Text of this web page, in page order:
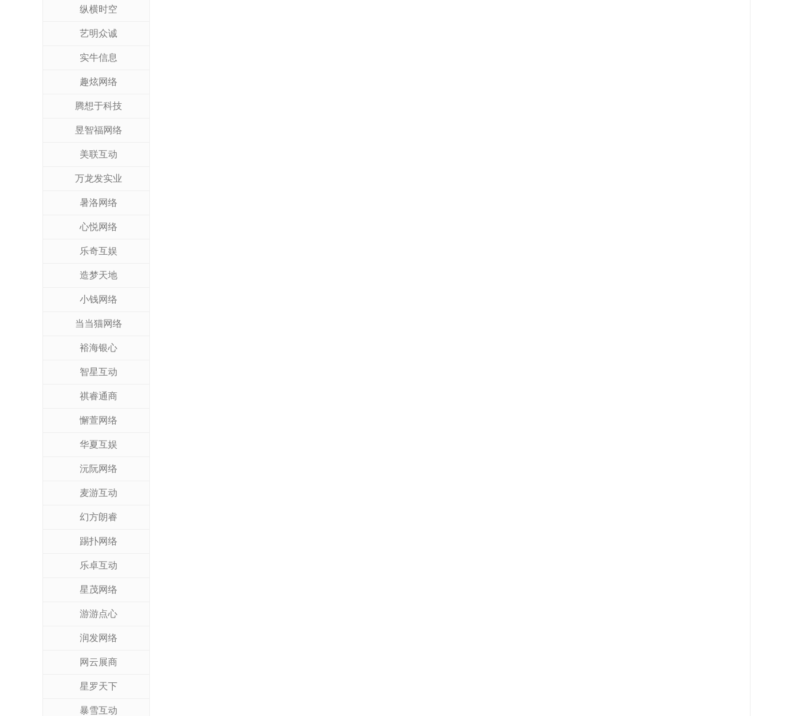
纵横时空
艺明众诚
实牛信息
趣炫网络
腾想于科技
昱智福网络
美联互动
万龙发实业
暑洛网络
心悦网络
乐奇互娱
造梦天地
小钱网络
当当猫网络
裕海银心
智星互动
祺睿通商
懈萱网络
华夏互娱
沅阮网络
麦游互动
幻方朗睿
踢扑网络
乐卓互动
星茂网络
游游点心
润发网络
网云展商
星罗天下
暴雪互动